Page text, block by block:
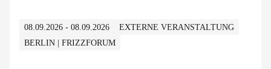
08.09.2026 - 08.09.2026
EXTERNE VERANSTALTUNG
BERLIN | FRIZZFORUM